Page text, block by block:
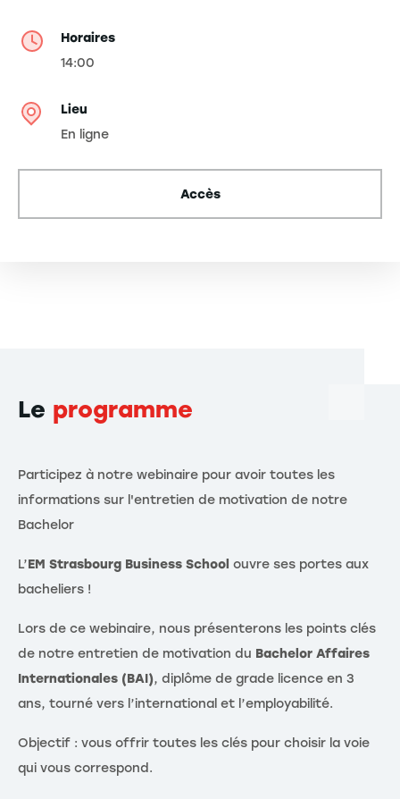
Horaires
14:00
Lieu
En ligne
Accès
Le programme
Participez à notre webinaire pour avoir toutes les
informations sur l'entretien de motivation de notre
Bachelor
L’EM Strasbourg Business School ouvre ses portes aux
bacheliers !
Lors de ce webinaire, nous présenterons les points clés
de notre entretien de motivation du Bachelor Affaires
Internationales (BAI), diplôme de grade licence en 3
ans, tourné vers l’international et l’employabilité.
Objectif : vous offrir toutes les clés pour choisir la voie
qui vous correspond.